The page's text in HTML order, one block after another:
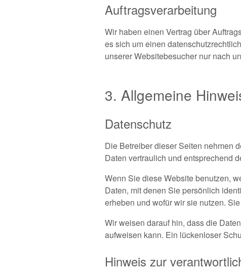
Auftragsverarbeitung
Wir haben einen Vertrag über
es sich um einen
unserer Websitebesucher nur nach
3. Allgemeine
Datenschutz
Die Betreiber dieser Seiten nehmen
Daten vertraulich und entsprechend
Wenn Sie diese Website benutzen,
Daten, mit denen Sie persönlich
erheben und wofür wir sie nutzen.
Wir weisen darauf hin, dass die
aufweisen kann. Ein lückenloser
Hinweis zur